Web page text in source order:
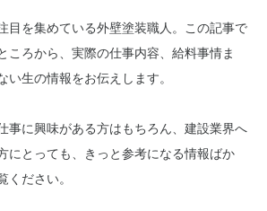
目を集めている外壁塗装職人。この記事で
ころから、実際の仕事内容、給料事情ま
い生の情報をお伝えします。
事に興味がある方はもちろん、建設業界へ
にとっても、きっと参考になる情報ばか
ください。